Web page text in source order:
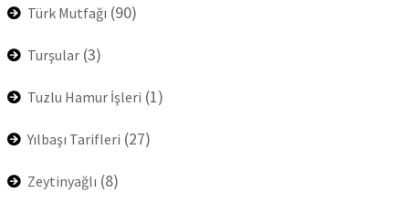
Türk Mutfağı (90)
Turşular (3)
Tuzlu Hamur İşleri (1)
Yılbaşı Tarifleri (27)
Zeytinyağlı (8)